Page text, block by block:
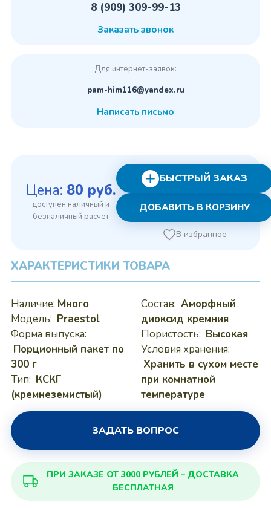
8 (909) 309-99-13
Заказать звонок
Для интернет-заявок:
pam-him116@yandex.ru
Написать письмо
Цена: 80 руб.
ДОБАВИТЬ В КОРЗИНУ
БЫСТРЫЙ ЗАКАЗ
В избранное
ХАРАКТЕРИСТИКИ ТОВАРА
Наличие: Много
Модель: Praestol
Форма выпуска:
Порционный пакет по
300 г
Тип: КСКГ
(кремнеземистый)
Состав: Аморфный
диоксид кремния
Пористость: Высокая
Условия хранения:
Хранить в сухом месте
при комнатной
температуре
ЗАДАТЬ ВОПРОС
ПРИ ЗАКАЗЕ ОТ 3000 РУБЛЕЙ – ДОСТАВКА
БЕСПЛАТНАЯ